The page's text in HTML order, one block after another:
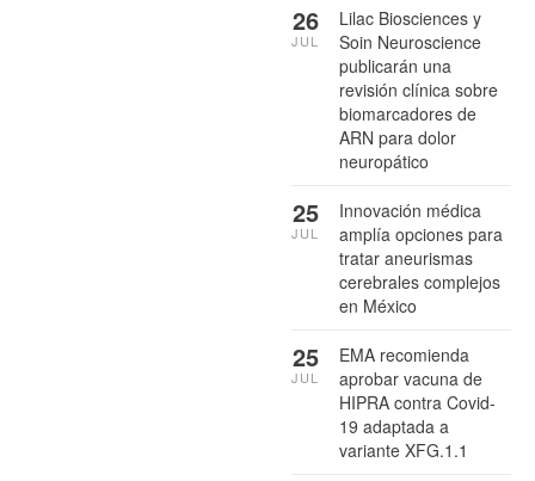
Lilac Biosciences y
Soin Neuroscience
publicarán una
revisión clínica sobre
biomarcadores de
ARN para dolor
neuropático
26
JUL
Innovación médica
amplía opciones para
tratar aneurismas
cerebrales complejos
en México
25
JUL
EMA recomienda
aprobar vacuna de
HIPRA contra Covid-
19 adaptada a
variante XFG.1.1
25
JUL